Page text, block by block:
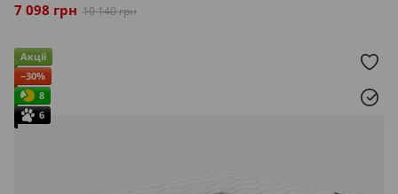
7 098 грн 10 140 грн
Акції
−30%
8
6